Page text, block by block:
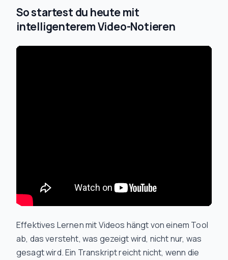
So startest du heute mit
intelligenterem Video-Notieren
Effektives Lernen mit Videos hängt von einem Tool
ab, das versteht, was gezeigtwird, nicht nur, was
gesagtwird. Ein Transkript reicht nicht, wenn die